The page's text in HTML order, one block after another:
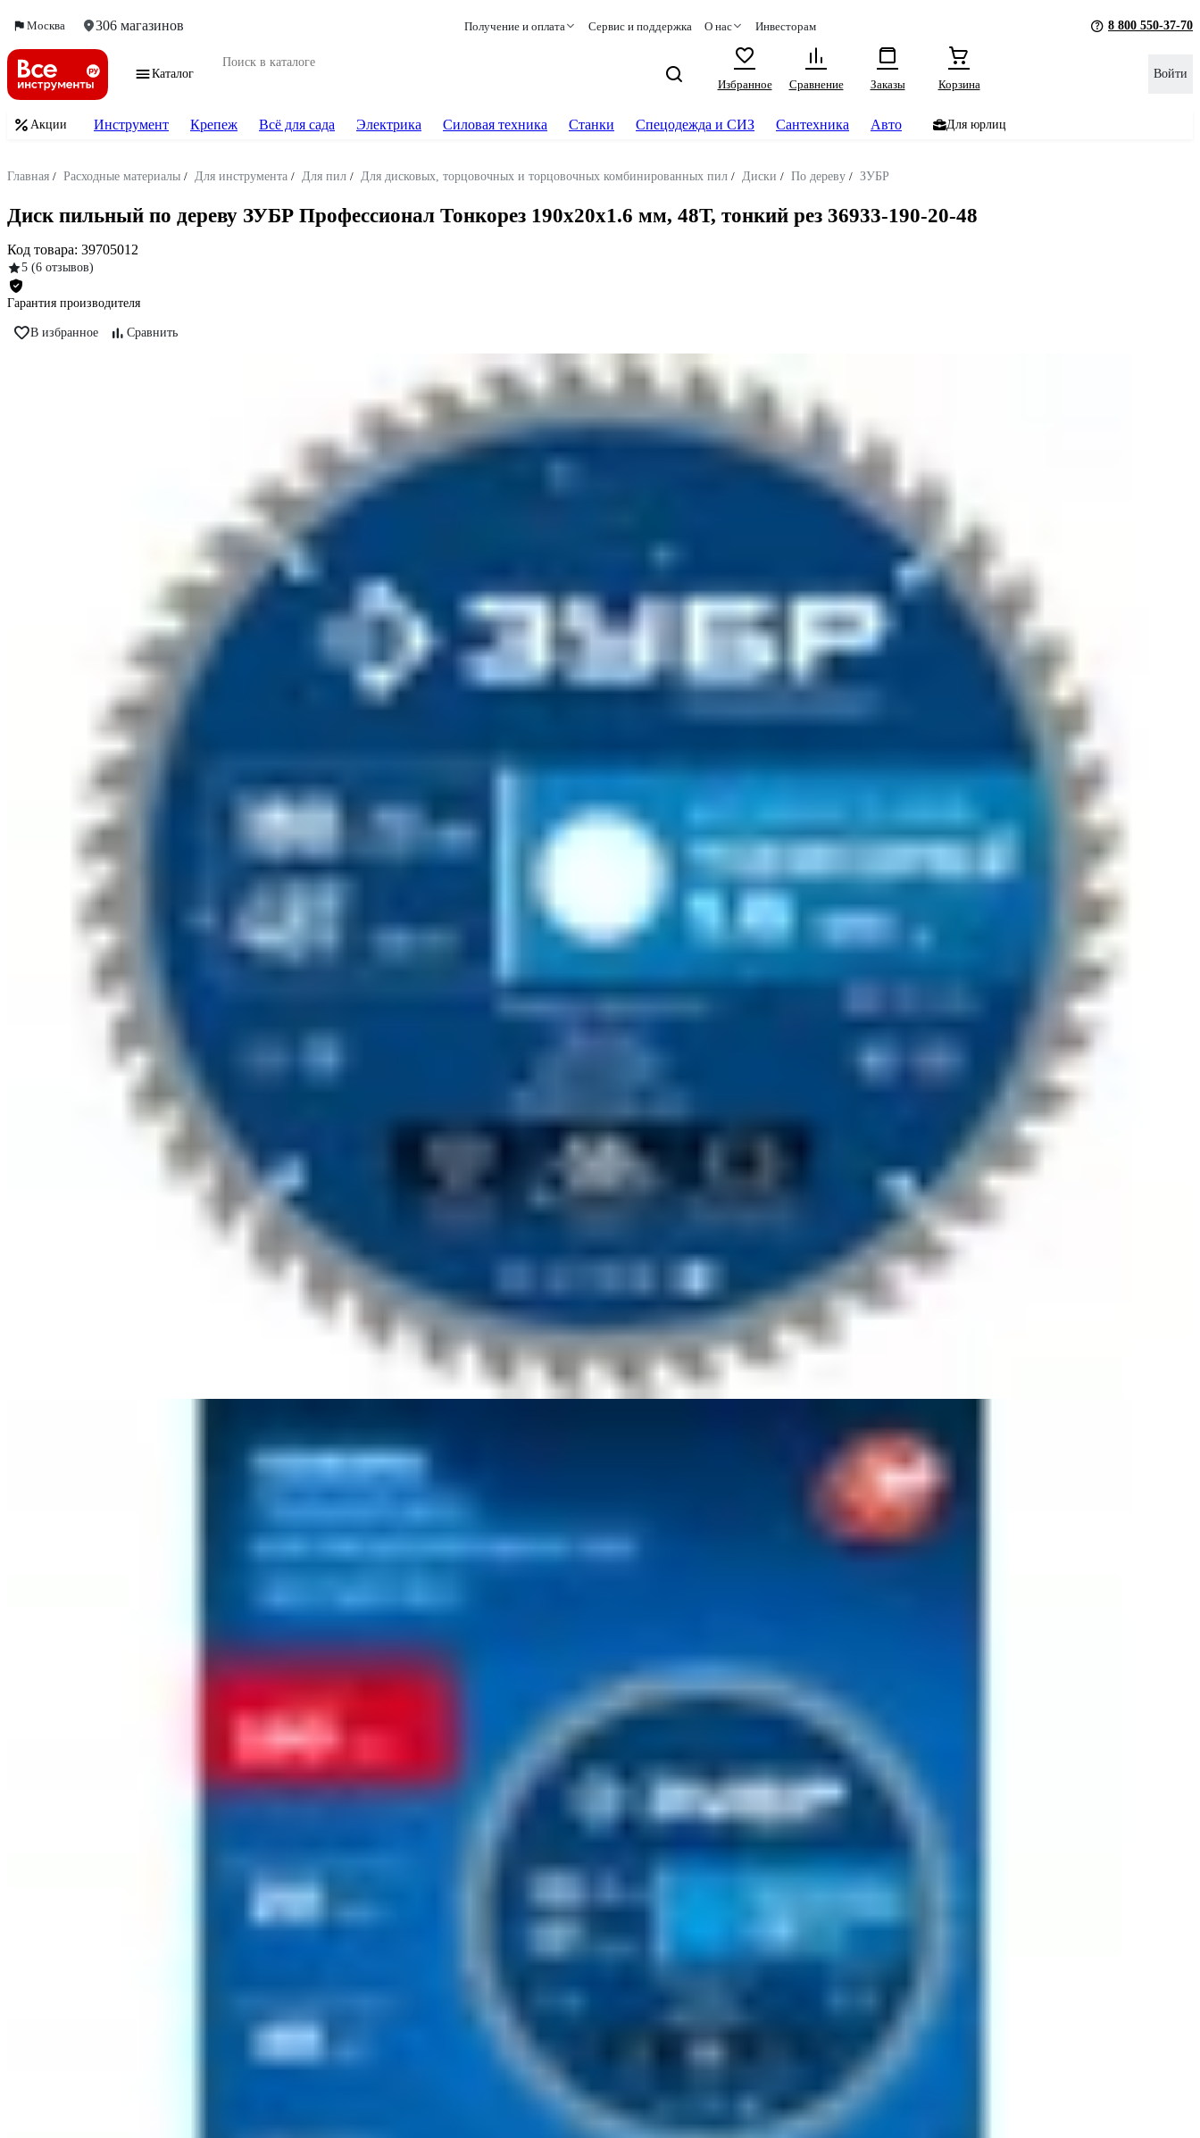
Москва 306 магазинов Получение и оплата Сервис и поддержка О нас Инвесторам 8 800 550-37-70
Каталог
Избранное
Сравнение Заказы Корзина
Войти
Акции Инструмент Крепеж Всё для сада Электрика Силовая техника Станки Спецодежда и СИЗ Сантехника Авто Для юрлиц
Главная / Расходные материалы / Для инструмента / Для пил / Для дисковых, торцовочных и торцовочных комбинированных пил / Диски / По дереву / ЗУБР
Диск пильный по дереву ЗУБР Профессионал Тонкорез 190x20x1.6 мм, 48Т, тонкий рез 36933-190-20-48
Код товара: 39705012
5 (6 отзывов)
Гарантия производителя
В избранное Сравнить